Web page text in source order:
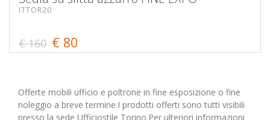
ITTOR20
€ 160 € 80
Offerte mobili ufficio e poltrone in fine esposizione o fine
noleggio a breve termine.I prodotti offerti sono tutti visibili
presso la sede Ufficiostile Torino.Per ulteriori informazioni